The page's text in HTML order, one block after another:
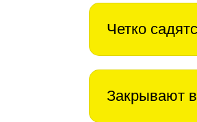
Четко
Закрывают